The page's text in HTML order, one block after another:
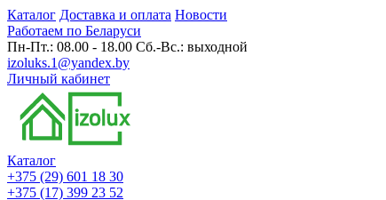
Каталог Доставка и оплата Новости
Работаем по Беларуси
Пн-Пт.: 08.00 - 18.00 Сб.-Вс.: выходной
izoluks.1@yandex.by
Личный кабинет
Каталог
+375 (29) 601 18 30
+375 (17) 399 23 52